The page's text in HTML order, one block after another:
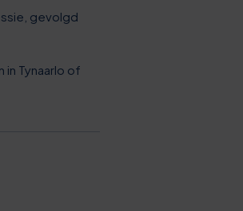
gevolgd
Tynaarlo of
01
7